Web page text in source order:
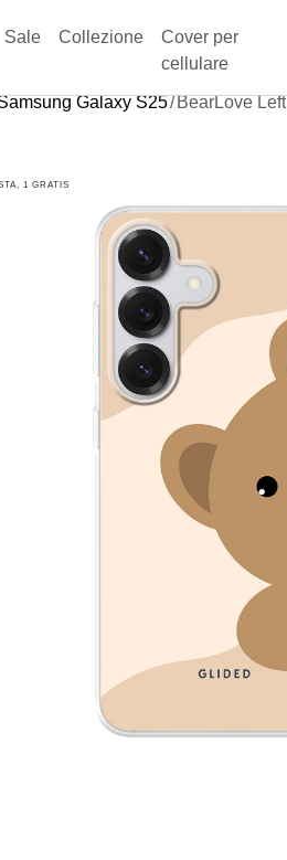
Sale Collezione
Cover per
cellulare
Galaxy S25 BearLove Left
1 GRATIS